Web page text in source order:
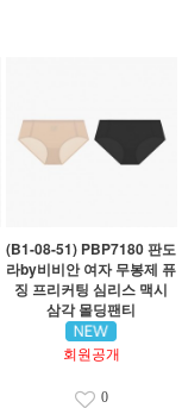
(B1-08-51) PBP7180 판도
라by비비안 여자 무봉제 퓨
징 프리커팅 심리스 맥시
삼각 몰딩팬티
회원공개
0